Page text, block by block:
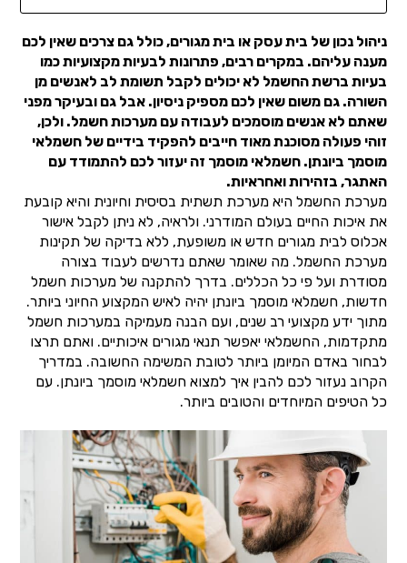
ניהול נכון של בית עסק או בית מגורים, כולל גם צרכים שאין לכם
מענה עליהם. במקרים רבים, פתרונות לבעיות מקצועיות כמו
בעיות ברשת החשמל לא יכולים לקבל תשומת לב לאנשים מן
השורה. גם משום שאין לכם מספיק ניסיון. אבל גם ובעיקר מפני
שאתם לא אנשים מוסמכים לעבודה עם מערכות חשמל. ולכן,
זוהי פעולה מסוכנת מאוד חייבים להפקיד בידיים של חשמלאי
מוסמך ביונתן. חשמלאי מוסמך זה יעזור לכם להתמודד עם
האתגר, בזהירות ואחראיות.
מערכת החשמל היא מערכת תשתית בסיסית וחיונית והיא קובעת
את איכות החיים בעולם המודרני. ולראיה, לא ניתן לקבל אישור
אכלוס לבית מגורים חדש או משופעת, ללא בדיקה של תקינות
מערכת החשמל. מה שאומר שאתם נדרשים לעבוד בצורה
מסודרת ועל פי כל הכללים. בדרך להתקנה של מערכות חשמל
חדשות, חשמלאי מוסמך ביונתן יהיה לאיש המקצוע החיוני ביותר.
מתוך ידע מקצועי רב שנים, ועם הבנה מעמיקה במערכות חשמל
מתקדמות, החשמלאי יאפשר תנאי מגורים איכותיים. ואתם תרצו
לבחור באדם המיומן ביותר לטובת המשימה החשובה. במדריך
הקרוב נעזור לכם להבין איך למצוא חשמלאי מוסמך ביונתן. עם
כל הטיפים המיוחדים והטובים ביותר.